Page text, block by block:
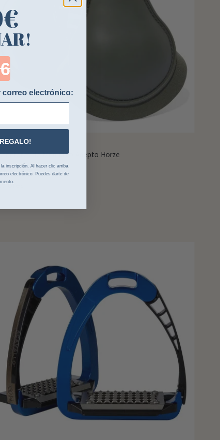
de Menudillo Adepto Horze
€19,99 €
ends in:
correo electrónico:
inscripción. Al hacer clic arriba,
electrónico. Puedes darte de